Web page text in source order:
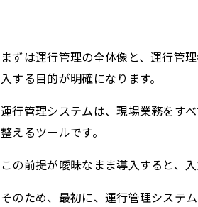
まずは運行管理の全体像と、運行管
入する目的が明確になります。
運行管理システムは、現場業務をす
整えるツールです。
この前提が曖昧なまま導入すると、
そのため、最初に、運行管理システ